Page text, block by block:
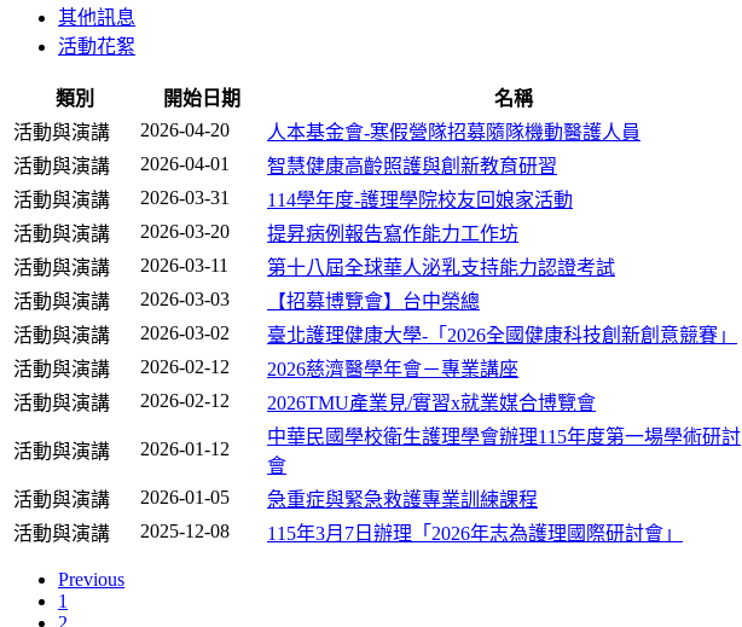
其他訊息
活動花絮
類別 開始日期 名稱
活動與演講
2026-04-20 人本基金會-寒假營隊招募隨隊機動醫護人員
活動與演講
2026-04-01 智慧健康高齡照護與創新教育研習
活動與演講
2026-03-31 114學年度-護理學院校友回娘家活動
活動與演講
2026-03-20 提昇病例報告寫作能力工作坊
活動與演講
2026-03-11 第十八屆全球華人泌乳支持能力認證考試
活動與演講
2026-03-03 【招募博覽會】台中榮總
活動與演講
2026-03-02 臺北護理健康大學-「2026全國健康科技創新創意競賽」
活動與演講
2026-02-12 2026慈濟醫學年會－專業講座
活動與演講
2026-02-12 2026TMU產業見/實習x就業媒合博覽會
活動與演講 2026-01-12
中華民國學校衛生護理學會辦理115年度第一場學術研討
會
活動與演講 2026-01-05 急重症與緊急救護專業訓練課程
活動與演講
2025-12-08 115年3月7日辦理「2026年志為護理國際研討會」
Previous
1
2